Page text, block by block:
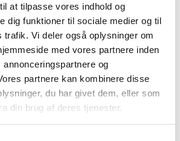
at tilpasse vores indhold og
dig funktioner til sociale medier og til
trafik. Vi deler også oplysninger om
med vores partnere inden
og
partnere kan kombinere disse
du har givet dem, eller som
din brug af deres tjenester.
bryn
Styling